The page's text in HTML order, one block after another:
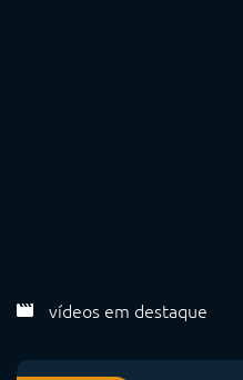
vídeos em destaque